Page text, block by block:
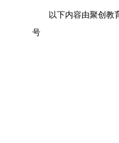
以下内容由聚创教
号